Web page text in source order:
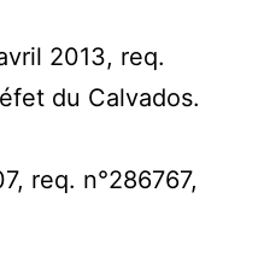
2013, req.
du Calvados.
req. n°286767,